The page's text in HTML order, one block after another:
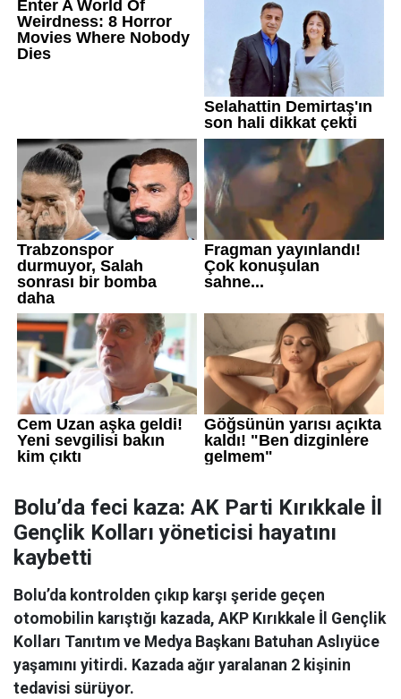
Bolu’da feci kaza: AK Parti Kırıkkale İl
Gençlik Kolları yöneticisi hayatını
kaybetti
Bolu’da kontrolden çıkıp karşı şeride geçen
otomobilin karıştığı kazada, AKP Kırıkkale İl Gençlik
Kolları Tanıtım ve Medya Başkanı Batuhan Aslıyüce
yaşamını yitirdi. Kazada ağır yaralanan 2 kişinin
tedavisi sürüyor.